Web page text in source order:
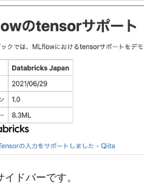
ドバーです。